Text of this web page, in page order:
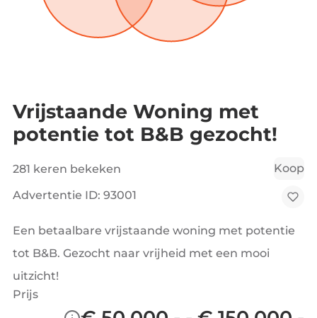
Vrijstaande Woning met
potentie tot B&B gezocht!
281 keren bekeken
Koop
Advertentie ID: 93001
Een betaalbare vrijstaande woning met potentie
tot B&B. Gezocht naar vrijheid met een mooi
uitzicht!
Prijs